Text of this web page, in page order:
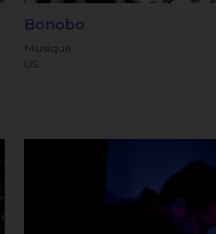
Bonobo
Musique
US